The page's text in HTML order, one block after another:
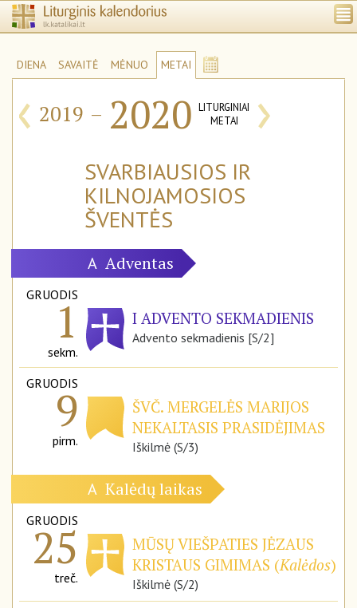
DIENA SAVAITĖ MĖNUO METAI
‹ 2019 – 2020 LITURGINIAI
METAI
›
SVARBIAUSIOS IR
KILNOJAMOSIOS
ŠVENTĖS
A Adventas
GRUODIS
1
sekm.
I ADVENTO SEKMADIENIS
Advento sekmadienis [S/2]
GRUODIS
9
pirm.
ŠVČ. MERGELĖS MARIJOS
NEKALTASIS PRASIDĖJIMAS
Iškilmė (S/3)
A Kalėdų laikas
GRUODIS
25
treč.
MŪSŲ VIEŠPATIES JĖZAUS
KRISTAUS GIMIMAS (Kalėdos)
Iškilmė (S/2)